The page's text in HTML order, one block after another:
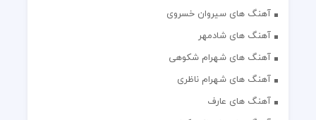
آهنگ های سیروان خسروی
آهنگ های شادمهر
آهنگ های شهرام شکوهی
آهنگ های شهرام ناظری
آهنگ های عارف